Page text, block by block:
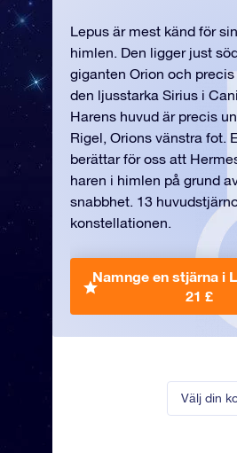
Välj din
Lepus är mest känd för
himlen. Den ligger just
giganten Orion och
den ljusstarka Sirius i
Harens huvud är precis
Rigel, Orions vänstra fot.
berättar för oss att
haren i himlen på grund
snabbhet. 13
konstellationen.
Namnge en stjärna i
21 £